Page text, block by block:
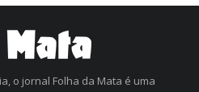
o jornal Folha da Mata é uma